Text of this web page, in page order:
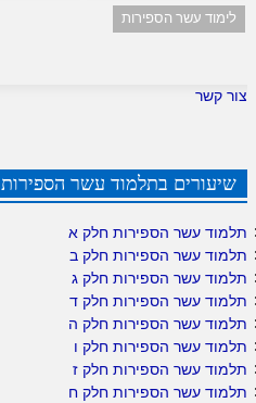
לימוד עשר הספירות
צור קשר
שיעורים בתלמוד עשר הספירות
תלמוד עשר הספירות חלק א
תלמוד עשר הספירות חלק ב
תלמוד עשר הספירות חלק ג
תלמוד עשר הספירות חלק ד
תלמוד עשר הספירות חלק ה
תלמוד עשר הספירות חלק ו
תלמוד עשר הספירות חלק ז
תלמוד עשר הספירות חלק ח